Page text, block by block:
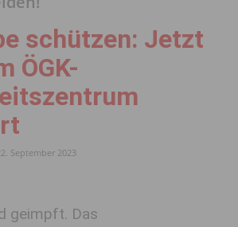
schützen: Jetzt
ÖGK-
September 2023
geimpft. Das